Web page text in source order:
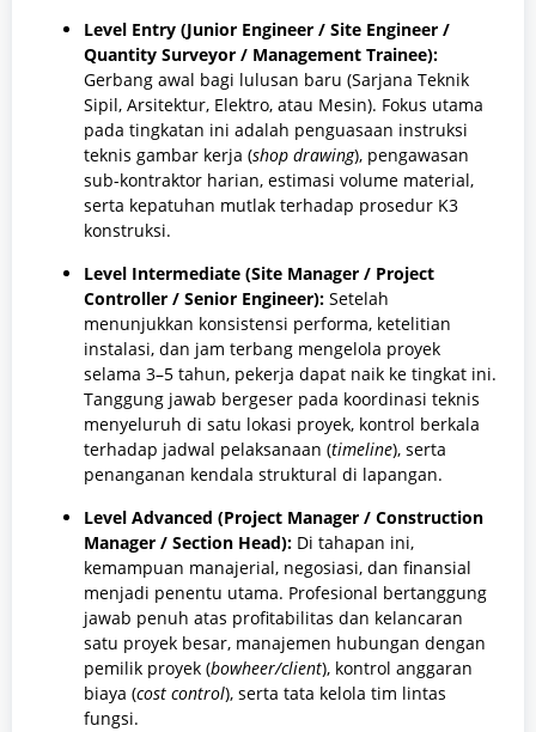
Level Entry (Junior Engineer / Site Engineer /
Quantity Surveyor / Management Trainee):
Gerbang awal bagi lulusan baru (Sarjana Teknik
Sipil, Arsitektur, Elektro, atau Mesin). Fokus utama
pada tingkatan ini adalah penguasaan instruksi
teknis gambar kerja (shop drawing), pengawasan
sub-kontraktor harian, estimasi volume material,
serta kepatuhan mutlak terhadap prosedur K3
konstruksi.
Level Intermediate (Site Manager / Project
Controller / Senior Engineer): Setelah
menunjukkan konsistensi performa, ketelitian
instalasi, dan jam terbang mengelola proyek
selama 3–5 tahun, pekerja dapat naik ke tingkat ini.
Tanggung jawab bergeser pada koordinasi teknis
menyeluruh di satu lokasi proyek, kontrol berkala
terhadap jadwal pelaksanaan (timeline), serta
penanganan kendala struktural di lapangan.
Level Advanced (Project Manager / Construction
Manager / Section Head): Di tahapan ini,
kemampuan manajerial, negosiasi, dan finansial
menjadi penentu utama. Profesional bertanggung
jawab penuh atas profitabilitas dan kelancaran
satu proyek besar, manajemen hubungan dengan
pemilik proyek (bowheer/client), kontrol anggaran
biaya (cost control), serta tata kelola tim lintas
fungsi.